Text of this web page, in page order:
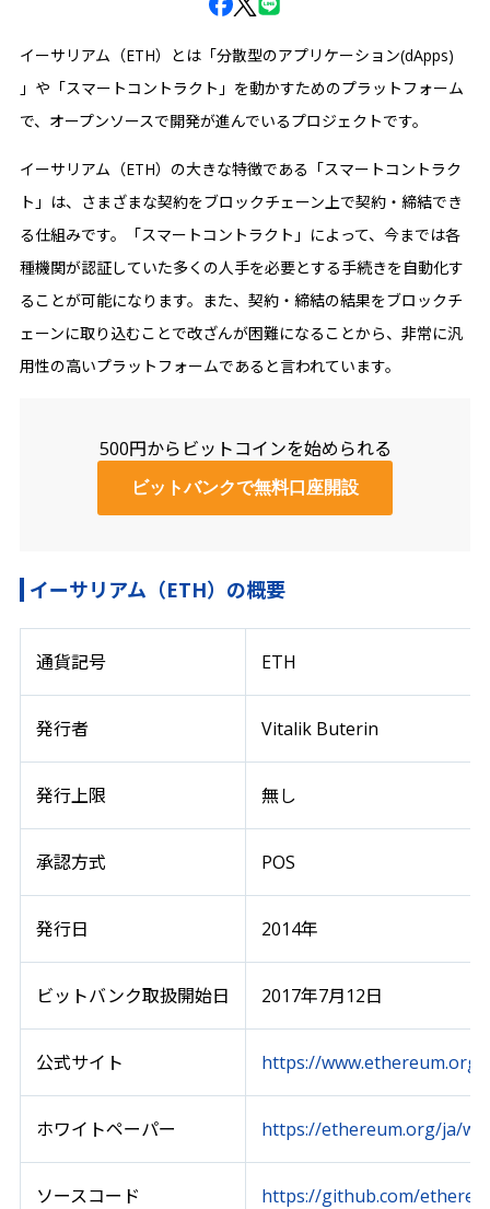
イーサリアム（ETH）とは「分散型のアプリケーション(dApps)
」や「スマートコントラクト」を動かすためのプラットフォーム
で、オープンソースで開発が進んでいるプロジェクトです。
イーサリアム（ETH）の大きな特徴である「スマートコントラク
ト」は、さまざまな契約をブロックチェーン上で契約・締結でき
る仕組みです。「スマートコントラクト」によって、今までは各
種機関が認証していた多くの人手を必要とする手続きを自動化す
ることが可能になります。また、契約・締結の結果をブロックチ
ェーンに取り込むことで改ざんが困難になることから、非常に汎
用性の高いプラットフォームであると言われています。
500円からビットコインを始められる
ビットバンクで無料口座開設
イーサリアム（ETH）の概要
通貨記号 ETH
発行者 Vitalik Buterin
発行上限 無し
承認方式 POS
発行日 2014年
ビットバンク取扱開始日 2017年7月12日
公式サイト https://www.ethereum.org
ホワイトペーパー https://ethereum.org/ja/
ソースコード https://github.com/